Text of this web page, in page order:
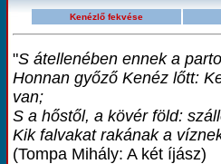
Kenézlő fekvése
"S átellenében ennek a
Honnan győző Kenéz lőtt:
van;
S a hőstől, a kövér föld:
Kik falvakat rakának a
(Tompa Mihály: A két íjász)